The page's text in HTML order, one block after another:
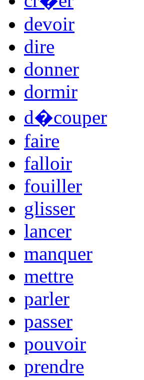
devoir
dire
donner
dormir
d�couper
faire
falloir
fouiller
glisser
lancer
manquer
mettre
parler
passer
pouvoir
prendre